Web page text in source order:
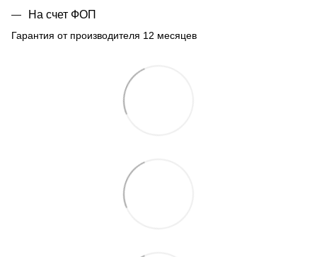
На счет ФОП
Гарантия от производителя 12 месяцев